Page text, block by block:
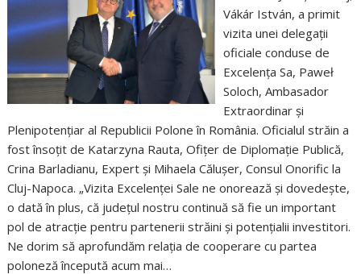
Vákár István, a primit
vizita unei delegații
oficiale conduse de
Excelența Sa, Paweł
Soloch, Ambasador
Extraordinar și
Plenipotențiar al Republicii Polone în România. Oficialul străin a
fost însoțit de Katarzyna Rauta, Ofițer de Diplomație Publică,
Crina Barladianu, Expert și Mihaela Călușer, Consul Onorific la
Cluj-Napoca. „Vizita Excelenței Sale ne onorează și dovedește,
o dată în plus, că județul nostru continuă să fie un important
pol de atracție pentru partenerii străini și potențialii investitori.
Ne dorim să aprofundăm relația de cooperare cu partea
poloneză începută acum mai…